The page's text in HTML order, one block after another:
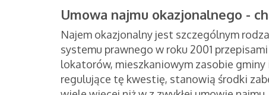
Umowa najmu okazjonalnego -
Najem okazjonalny jest szczególnym
systemu prawnego w roku 2001
lokatorów, mieszkaniowym zasobie
regulujące tę kwestię, stanowią środki